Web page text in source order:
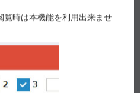
時は本機能を利用出来ませ